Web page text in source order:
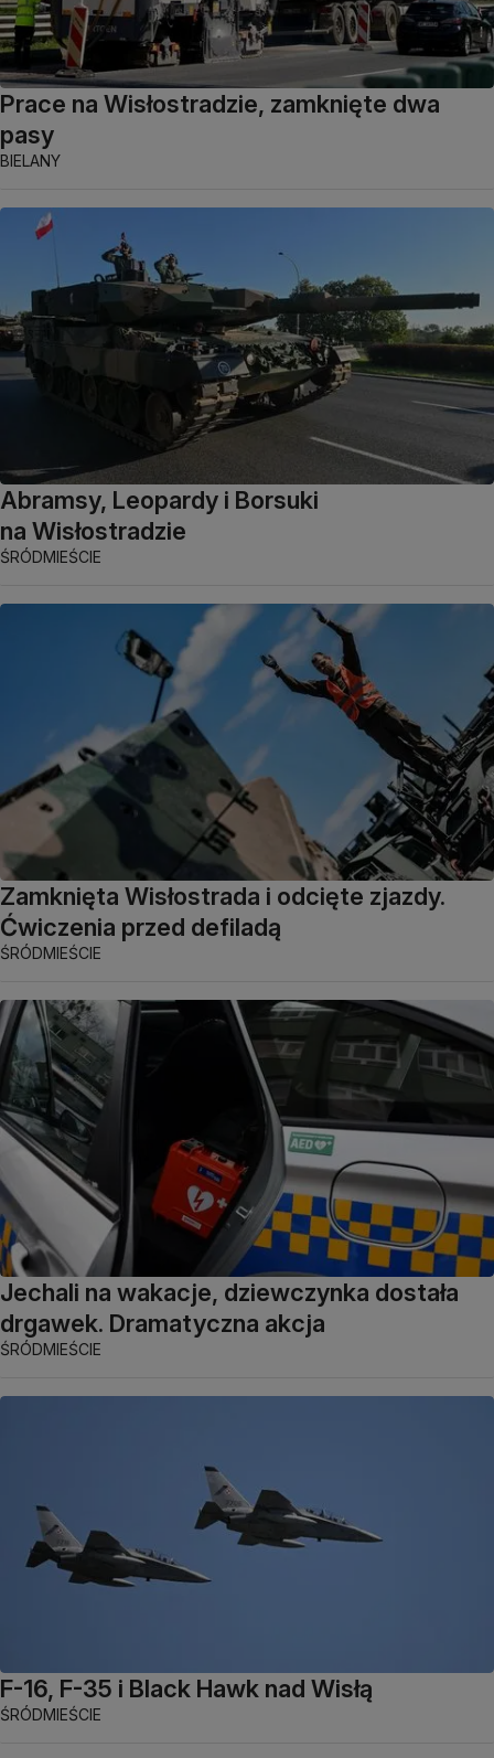
Prace na Wisłostradzie, zamknięte dwa
pasy
BIELANY
Abramsy, Leopardy i Borsuki
na Wisłostradzie
ŚRÓDMIEŚCIE
Zamknięta Wisłostrada i odcięte zjazdy.
Ćwiczenia przed defiladą
ŚRÓDMIEŚCIE
Jechali na wakacje, dziewczynka dostała
drgawek. Dramatyczna akcja
ŚRÓDMIEŚCIE
F-16, F-35 i Black Hawk nad Wisłą
ŚRÓDMIEŚCIE